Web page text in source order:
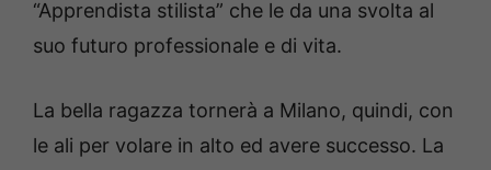
“Apprendista stilista” che le da una svolta al
suo futuro professionale e di vita.
La bella ragazza tornerà a Milano, quindi, con
le ali per volare in alto ed avere successo. La